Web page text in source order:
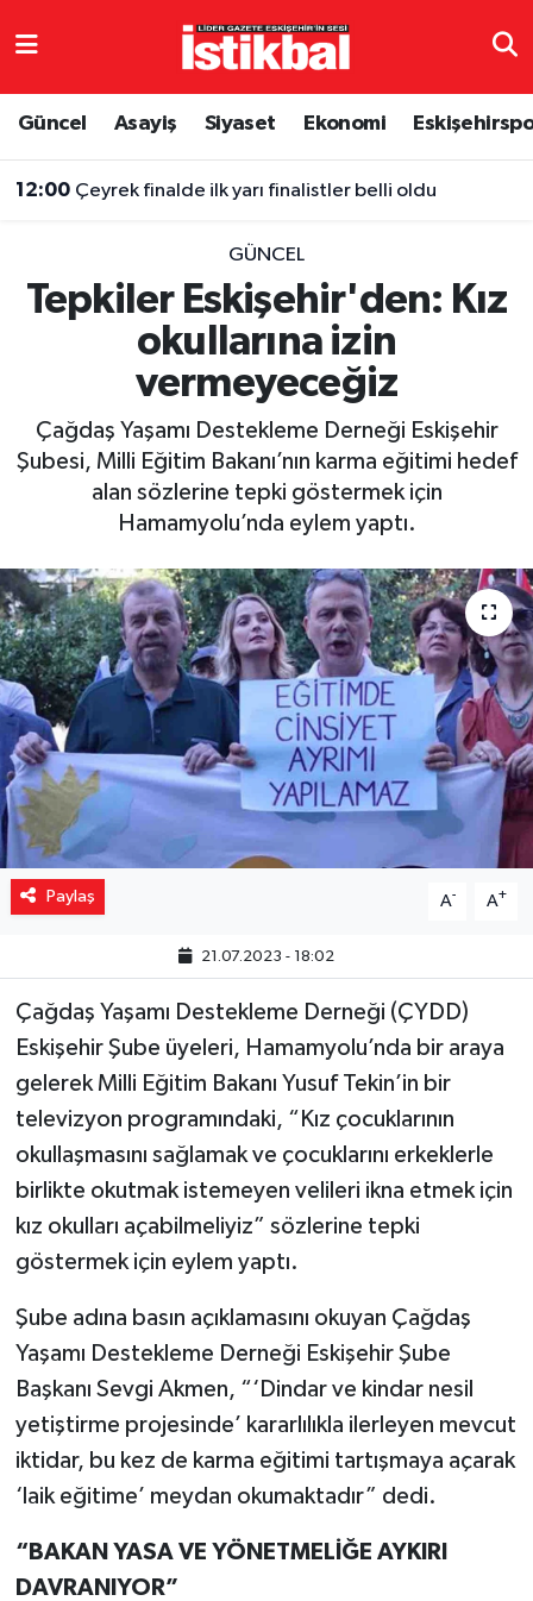
Güncel Asayiş Siyaset Ekonomi
12:00 Çeyrek finalde ilk yarı finalistler belli oldu
GÜNCEL
Tepkiler Eskişehir'den: Kız
okullarına izin
vermeyeceğiz
Çağdaş Yaşamı Destekleme Derneği Eskişehir
Şubesi, Milli Eğitim Bakanı’nın karma eğitimi hedef
alan sözlerine tepki göstermek için
Hamamyolu’nda eylem yaptı.
Paylaş A- A+
21.07.2023 - 18:02
Çağdaş Yaşamı Destekleme Derneği (ÇYDD)
Eskişehir Şube üyeleri, Hamamyolu’nda bir araya
gelerek Milli Eğitim Bakanı Yusuf Tekin’in bir
televizyon programındaki, “Kız çocuklarının
okullaşmasını sağlamak ve çocuklarını erkeklerle
birlikte okutmak istemeyen velileri ikna etmek için
kız okulları açabilmeliyiz” sözlerine tepki
göstermek için eylem yaptı.
Şube adına basın açıklamasını okuyan Çağdaş
Yaşamı Destekleme Derneği Eskişehir Şube
Başkanı Sevgi Akmen, “‘Dindar ve kindar nesil
yetiştirme projesinde’ kararlılıkla ilerleyen mevcut
iktidar, bu kez de karma eğitimi tartışmaya açarak
‘laik eğitime’ meydan okumaktadır” dedi.
“BAKAN YASA VE YÖNETMELİĞE AYKIRI
DAVRANIYOR”
Eskişehirspor
Ekonomi
Sağlık
Yaşam
Resmi ilanlar
Eskişehir Nöbetçi Eczaneler
TFF 3.Lig 4.Grup Puan Durumu ve Fikstür
Tüm Manşetler
Son Dakika Haberleri
Haber Arşivi